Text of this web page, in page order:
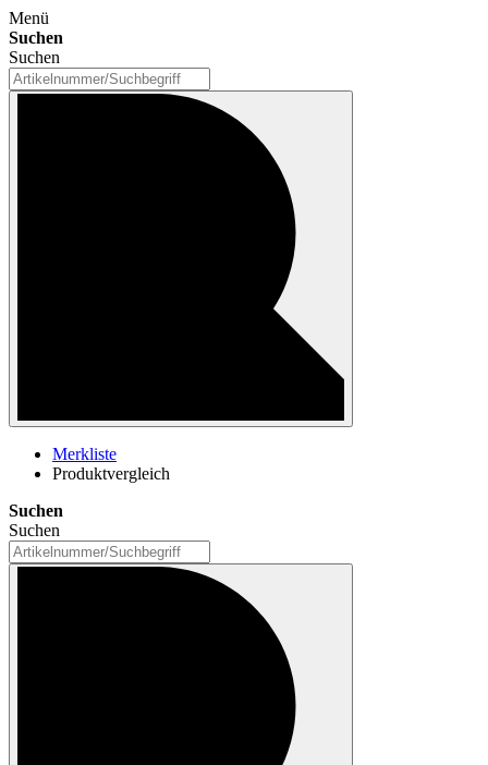
Menü
Suchen
Suchen
Merkliste
Produktvergleich
Suchen
Suchen